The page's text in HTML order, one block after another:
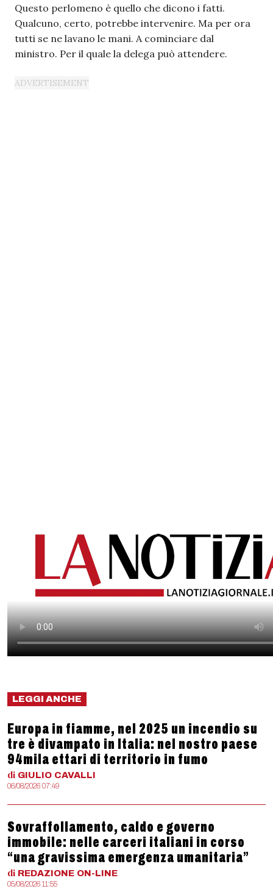
Questo perlomeno è quello che dicono i fatti.
Qualcuno, certo, potrebbe intervenire. Ma per ora
tutti se ne lavano le mani. A cominciare dal
ministro. Per il quale la delega può attendere.
LEGGI ANCHE
Europa in fiamme, nel 2025 un incendio su
tre è divampato in Italia: nel nostro paese
94mila ettari di territorio in fumo
di GIULIO CAVALLI
06/08/2026 07:49
Sovraffollamento, caldo e governo
immobile: nelle carceri italiani in corso
“una gravissima emergenza umanitaria”
di REDAZIONE ON-LINE
05/08/2026 11:55